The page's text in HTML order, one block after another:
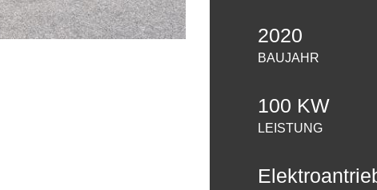
BAUJAHR
2020
LEISTUNG
100 KW